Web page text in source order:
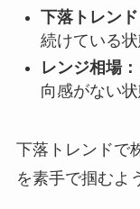
下落トレンド
続けている状
レンジ相場：
向感がない状
下落トレンドで
を素手で掴むよ